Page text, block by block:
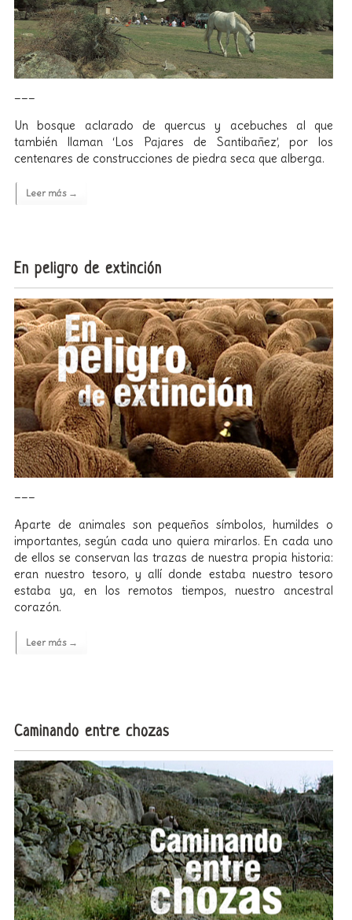
Un bosque aclarado de quercus y acebuches al que
también llaman ‘Los Pajares de Santibañez’, por los
centenares de construcciones de piedra seca que alberga.
Leer más →
En peligro de extinción
Aparte de animales son pequeños símbolos, humildes o
importantes, según cada uno quiera mirarlos. En cada uno
de ellos se conservan las trazas de nuestra propia historia:
eran nuestro tesoro, y allí donde estaba nuestro tesoro
estaba ya, en los remotos tiempos, nuestro ancestral
corazón.
Leer más →
Caminando entre chozas